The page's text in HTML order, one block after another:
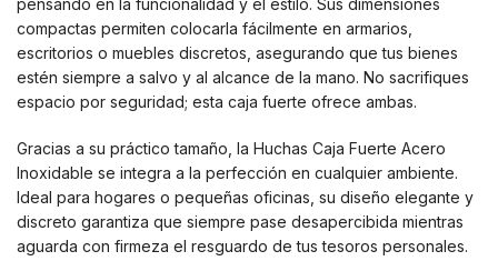
pensando en la funcionalidad y el estilo. Sus dimensiones
compactas permiten colocarla fácilmente en armarios,
escritorios o muebles discretos, asegurando que tus bienes
estén siempre a salvo y al alcance de la mano. No sacrifiques
espacio por seguridad; esta caja fuerte ofrece ambas.
Gracias a su práctico tamaño, la Huchas Caja Fuerte Acero
Inoxidable se integra a la perfección en cualquier ambiente.
Ideal para hogares o pequeñas oficinas, su diseño elegante y
discreto garantiza que siempre pase desapercibida mientras
aguarda con firmeza el resguardo de tus tesoros personales.